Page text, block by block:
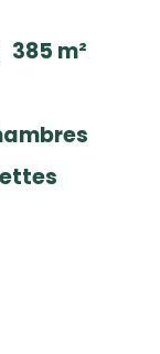
385 m²